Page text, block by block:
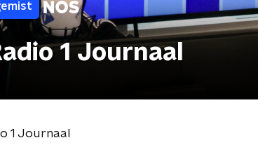
1 Journaal
1 Journaal